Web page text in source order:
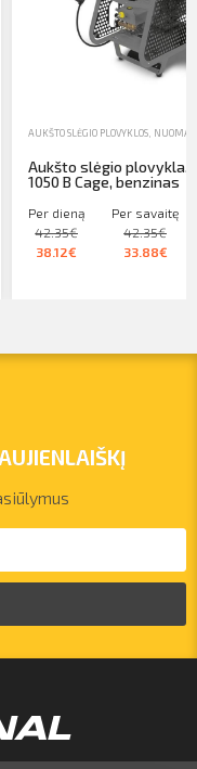
AUKŠTO SLĖGIO PLOVYKLOS, NUOMA
Aukšto slėgio plovykla,
1050 B Cage, benzinas
Per dieną
42.35€
38.12€
Per savaitę
42.35€
33.88€